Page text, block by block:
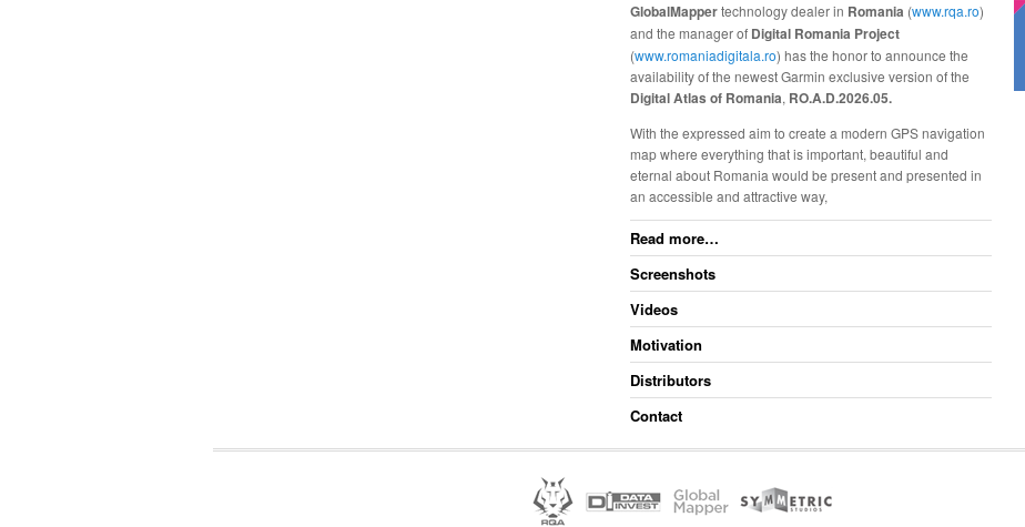
GlobalMappertechnology dealer in Romania (www.rqa.ro)
and the manager of Digital Romania Project
(www.romaniadigitala.ro) has the honor to announce the
availability of the newest Garmin exclusive version of the
Digital Atlas of Romania, RO.A.D.2026.05.
With the expressed aim to create a modern GPS navigation
map where everything that is important, beautiful and
eternal about Romania would be present and presented in
an accessible and attractive way,
Read more…
Screenshots
Videos
Motivation
Distributors
Contact